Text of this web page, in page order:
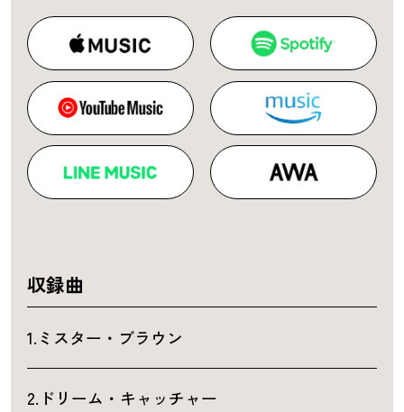
収録曲
1.ミスター・ブラウン
2.ドリーム・キャッチャー